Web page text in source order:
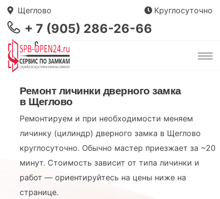
Щеглово Круглосуточно
+ 7 (905) 286-26-66
Ремонт личинки дверного замка
в Щеглово
Ремонтируем и при необходимости меняем
личинку (цилиндр) дверного замка в Щеглово
круглосуточно. Обычно мастер приезжает за ~20
минут. Стоимость зависит от типа личинки и
работ — ориентируйтесь на цены ниже на
странице.